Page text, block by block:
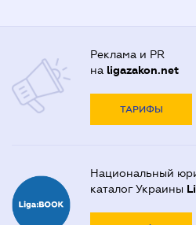
Реклама и PR
на ligazakon.net
ТАРИФЫ
Национальный
каталог Украины